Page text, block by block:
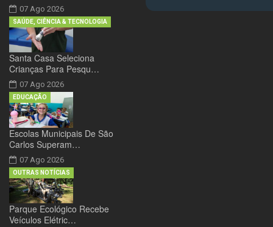
07 Ago 2026
Santa Casa Seleciona
Crianças Para Pesqu…
07 Ago 2026
SAÚDE, CIÊNCIA & TECNOLOGIA
Escolas Municipais De São
Carlos Superam…
07 Ago 2026
EDUCAÇÃO
Parque Ecológico Recebe
Veículos Elétric…
OUTRAS NOTÍCIAS